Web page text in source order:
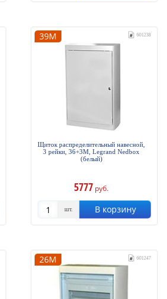
39М
Щиток распределительный навесной,
3 рейки, 36+3М, Legrand Nedbox
(белый)
601238
5777 руб.
шт. В корзину
26М 601247